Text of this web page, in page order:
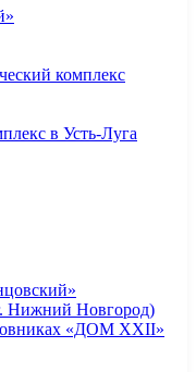
комплекс
в Усть-Луга
Нижний Новгород)
«ДОМ XXII»